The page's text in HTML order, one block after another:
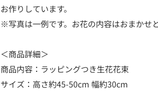
お作りしています。
※写真は一例です。お花の内容はおまかせ
＜商品詳細＞
商品内容：ラッピングつき生花花束
サイズ：高さ約45-50cm 幅約30cm